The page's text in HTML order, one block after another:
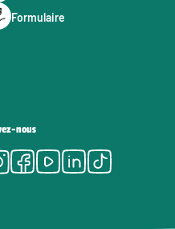
Formulaire
nous
Facebook
Youtube
LinkedIn
Tiktok